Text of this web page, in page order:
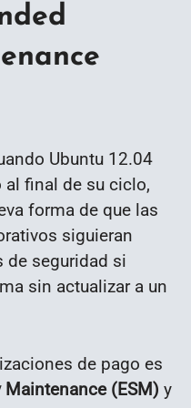
Ubuntu 12.04
al final de su ciclo,
forma de que las
siguieran
de seguridad si
sin actualizar a un
de pago es
Maintenance (ESM) y